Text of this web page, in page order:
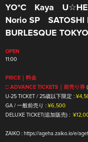
YO*C
Kaya
Norio SP
SATOSHI
BURLESQUE TOKYO
OPEN
11:00
PRICE｜料金
□ ADVANCE TICKETS｜前売り券
U-25 TICKET / 25歳以下限定 :
GA / 一般前売り : ¥6,500
DELUXE TICKET(追加販売) :
ZAIKO : https://ageha.zaiko.io/e/